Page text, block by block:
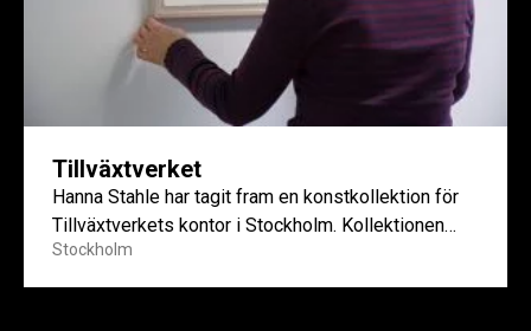
Tillväxtverket
Hanna Stahle har tagit fram en konstkollektion för
Tillväxtverkets kontor i Stockholm. Kollektionen
innefattar drygt 40 konstverk, där...
Stockholm